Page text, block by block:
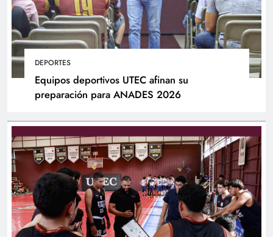
DEPORTES
Equipos deportivos UTEC afinan su
preparación para ANADES 2026